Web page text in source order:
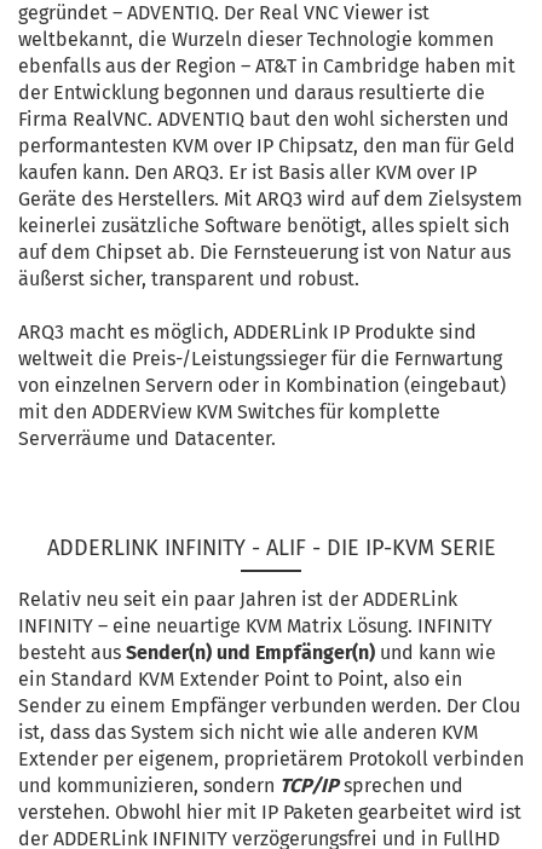
gegründet – ADVENTIQ. Der Real VNC Viewer ist
weltbekannt, die Wurzeln dieser Technologie kommen
ebenfalls aus der Region – AT&T in Cambridge haben mit
der Entwicklung begonnen und daraus resultierte die
Firma RealVNC. ADVENTIQ baut den wohl sichersten und
performantesten KVM over IP Chipsatz, den man für Geld
kaufen kann. Den ARQ3. Er ist Basis aller KVM over IP
Geräte des Herstellers. Mit ARQ3 wird auf dem Zielsystem
keinerlei zusätzliche Software benötigt, alles spielt sich
auf dem Chipset ab. Die Fernsteuerung ist von Natur aus
äußerst sicher, transparent und robust.
ARQ3 macht es möglich, ADDERLink IP Produkte sind
weltweit die Preis-/Leistungssieger für die Fernwartung
von einzelnen Servern oder in Kombination (eingebaut)
mit den ADDERView KVM Switches für komplette
Serverräume und Datacenter.
ADDERLINK INFINITY - ALIF - DIE IP-KVM SERIE
Relativ neu seit ein paar Jahren ist der ADDERLink
INFINITY – eine neuartige KVM Matrix Lösung. INFINITY
besteht aus Sender(n) und Empfänger(n) und kann wie
ein Standard KVM Extender Point to Point, also ein
Sender zu einem Empfänger verbunden werden. Der Clou
ist, dass das System sich nicht wie alle anderen KVM
Extender per eigenem, proprietärem Protokoll verbinden
und kommunizieren, sondern TCP/IPsprechen und
verstehen. Obwohl hier mit IP Paketen gearbeitet wird ist
der ADDERLink INFINITY verzögerungsfrei und in FullHD